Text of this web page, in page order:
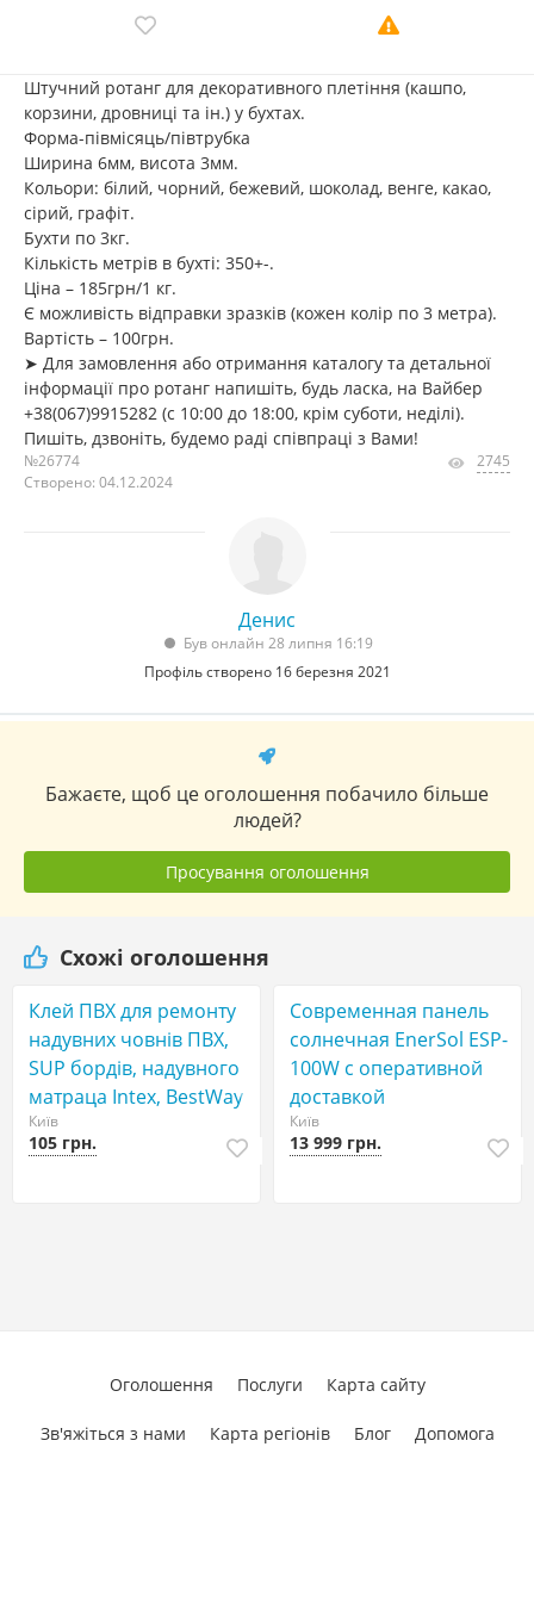
Штучний ротанг для декоративного плетіння (кашпо,
корзини, дровниці та ін.) у бухтах.
Форма-півмісяць/півтрубка
Ширина 6мм, висота 3мм.
Кольори: білий, чорний, бежевий, шоколад, венге, какао,
сірий, графіт.
Бухти по 3кг.
Кількість метрів в бухті: 350+-.
Ціна – 185грн/1 кг.
Є можливість відправки зразків (кожен колір по 3 метра).
Вартість – 100грн.
➤ Для замовлення або отримання каталогу та детальної
інформації про ротанг напишіть, будь ласка, на Вайбер
+38(067)9915282 (с 10:00 до 18:00, крім суботи, неділі).
Пишіть, дзвоніть, будемо раді співпраці з Вами!
№26774
Створено: 04.12.2024
2745
Денис
Був онлайн 28 липня 16:19
Профіль створено 16 березня 2021
Бажаєте, щоб це оголошення побачило більше
людей?
Просування оголошення
Схожі оголошення
Клей ПВХ для ремонту
надувних човнів ПВХ,
SUP бордів, надувного
матраца Intex, BestWay
Київ
105 грн.
Современная панель
солнечная EnerSol ESP-
100W с оперативной
доставкой
Київ
13 999 грн.
Оголошення Послуги Карта сайту
Зв'яжіться з нами Карта регіонів Блог Допомога